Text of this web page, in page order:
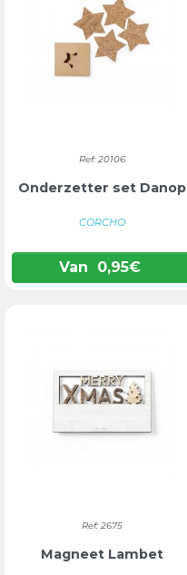
Ref: 20106
Onderzetter set Danop
CORCHO
Van 0,95€
Ref: 2675
Magneet Lambet